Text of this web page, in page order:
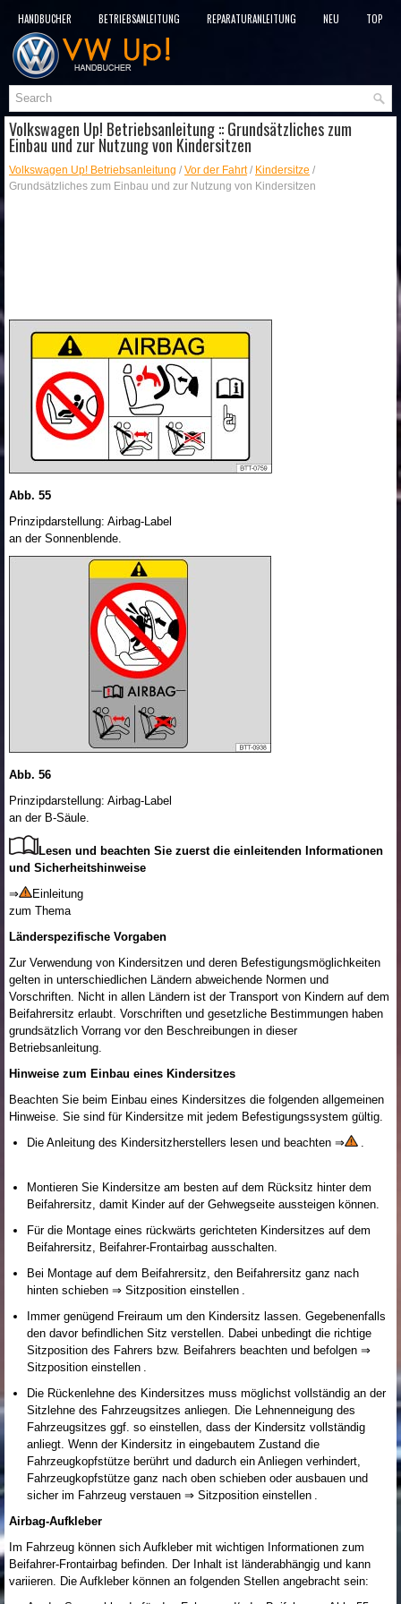
HANDBÜCHER BETRIEBSANLEITUNG REPARATURANLEITUNG NEU
TOP
SITEMAP
Volkswagen Up! Betriebsanleitung :: Grundsätzliches zum
Einbau und zur Nutzung von Kindersitzen
Volkswagen Up! Betriebsanleitung / Vor der Fahrt/ Kindersitze /
Grundsätzliches zum Einbau und zur Nutzung von Kindersitzen
Abb. 55
Prinzipdarstellung: Airbag-Label
an der Sonnenblende.
Abb. 56
Prinzipdarstellung: Airbag-Label
an der B-Säule.
Lesen und beachten Sie zuerst die einleitenden Informationen
und Sicherheitshinweise
⇒
Einleitung
zum Thema
Länderspezifische Vorgaben
Zur Verwendung von Kindersitzen und deren Befestigungsmöglichkeiten
gelten in unterschiedlichen Ländern abweichende Normen und
Vorschriften. Nicht in allen Ländern ist der Transport von Kindern auf dem
Beifahrersitz erlaubt. Vorschriften und gesetzliche Bestimmungen haben
grundsätzlich Vorrang vor den Beschreibungen in dieser
Betriebsanleitung.
Hinweise zum Einbau eines Kindersitzes
Beachten Sie beim Einbau eines Kindersitzes die folgenden allgemeinen
Hinweise. Sie sind für Kindersitze mit jedem Befestigungssystem gültig.
Die Anleitung des Kindersitzherstellers lesen und beachten ⇒
.
Montieren Sie Kindersitze am besten auf dem Rücksitz hinter dem
Beifahrersitz, damit Kinder auf der Gehwegseite aussteigen können.
Für die Montage eines rückwärts gerichteten Kindersitzes auf dem
Beifahrersitz, Beifahrer-Frontairbag ausschalten.
Bei Montage auf dem Beifahrersitz, den Beifahrersitz ganz nach
hinten schieben ⇒ Sitzposition einstellen .
Immer genügend Freiraum um den Kindersitz lassen. Gegebenenfalls
den davor befindlichen Sitz verstellen. Dabei unbedingt die richtige
Sitzposition des Fahrers bzw. Beifahrers beachten und befolgen ⇒
Sitzposition einstellen .
Die Rückenlehne des Kindersitzes muss möglichst vollständig an der
Sitzlehne des Fahrzeugsitzes anliegen. Die Lehnenneigung des
Fahrzeugsitzes ggf. so einstellen, dass der Kindersitz vollständig
anliegt. Wenn der Kindersitz in eingebautem Zustand die
Fahrzeugkopfstütze berührt und dadurch ein Anliegen verhindert,
Fahrzeugkopfstütze ganz nach oben schieben oder ausbauen und
sicher im Fahrzeug verstauen ⇒ Sitzposition einstellen .
Airbag-Aufkleber
Im Fahrzeug können sich Aufkleber mit wichtigen Informationen zum
Beifahrer-Frontairbag befinden. Der Inhalt ist länderabhängig und kann
variieren. Die Aufkleber können an folgenden Stellen angebracht sein: